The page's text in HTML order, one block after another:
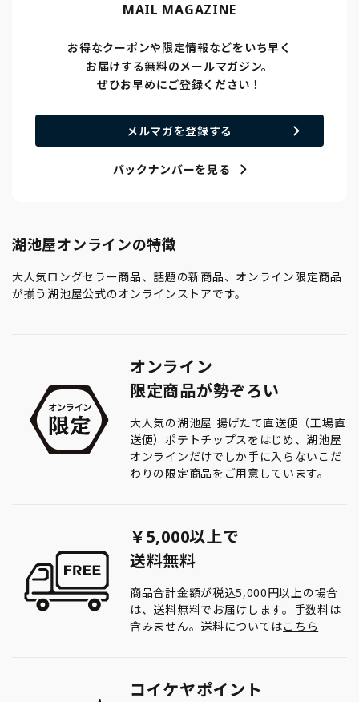
MAIL MAGAZINE
お得なクーポンや限定情報などをいち早く
お届けする無料のメールマガジン。
ぜひお早めにご登録ください！
メルマガを登録する
バックナンバーを見る
湖池屋オンラインの特徴
大人気ロングセラー商品、話題の新商品、オンライン限定商品
が揃う湖池屋公式のオンラインストアです。
オンライン
限定商品が勢ぞろい
大人気の湖池屋 揚げたて直送便（工場直
送便）ポテトチップスをはじめ、湖池屋
オンラインだけでしか手に入らないこだ
わりの限定商品をご用意しています。
￥5,000以上で
送料無料
商品合計金額が税込5,000円以上の場合
は、送料無料でお届けします。手数料は
含みません。送料についてはこちら
コイケヤポイント